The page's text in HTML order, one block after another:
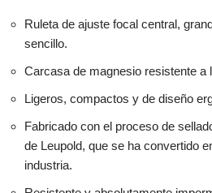
Ruleta de ajuste focal central,
sencillo.
Carcasa de magnesio resistente a
Ligeros, compactos y de diseño
Fabricado con el proceso de
de Leupold, que se ha convertido
industria.